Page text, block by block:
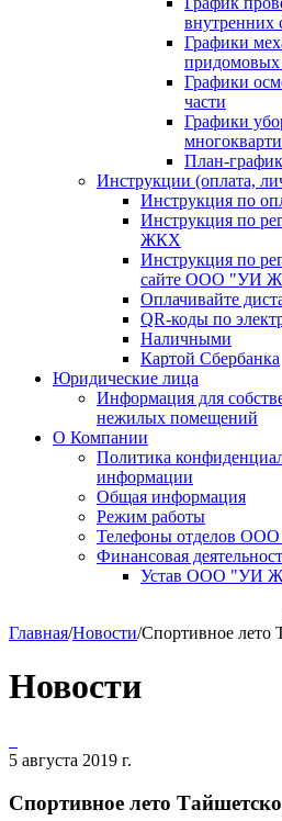
внутренних
Графики
Графики
части
Графики
План-
Инструкции (оплата,
Инструкция по
Инструкция по
ЖКХ
Инструкция по
сайте ООО "УИ
Оплачивайте
QR-коды по
Наличными
Картой Сбербанка
Юридические лица
Информация для
нежилых помещений
О Компании
Политика
информации
Общая информация
Режим работы
Телефоны отделов
Финансовая
Устав ООО "УИ
Главная/Новости/Спортивное лето
Новости
5 августа 2019 г.
Спортивное лето